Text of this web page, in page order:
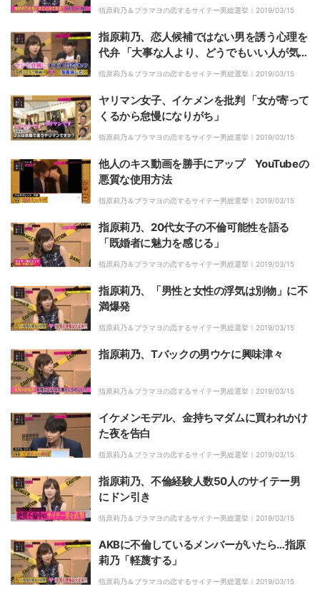
指原莉乃＆ブラマヨの恋するサイテー男総選挙｜ 2019/03/15
指原莉乃、恋人候補ではない男を誘う心理を
代弁 「大事な人より、どうでもいい人が気
楽」
指原莉乃＆ブラマヨの恋するサイテー男総選挙｜ 2019/03/15
ヤリマン女子、イケメンを批判 「女が寄って
くるから怠慢になりがち」
指原莉乃＆ブラマヨの恋するサイテー男総選挙｜ 2019/03/15
他人のキス動画を勝手にアップ YouTubeの
悪質な使用方法
指原莉乃＆ブラマヨの恋するサイテー男総選挙｜ 2019/03/15
指原莉乃、20代女子の不倫可能性を語る
「既婚者に魅力を感じる」
指原莉乃＆ブラマヨの恋するサイテー男総選挙｜ 2019/03/15
指原莉乃、「男性と女性の浮気は別物」に不
満爆発
指原莉乃＆ブラマヨの恋するサイテー男総選挙｜ 2019/03/15
指原莉乃、Tバックの男ウケに興味津々
指原莉乃＆ブラマヨの恋するサイテー男総選挙｜ 2019/03/15
イケメンモデル、金持ちマダムに買われかけ
た夜を告白
指原莉乃＆ブラマヨの恋するサイテー男総選挙｜ 2019/03/15
指原莉乃、不倫経験人数50人のサイテー男
にドン引き
指原莉乃＆ブラマヨの恋するサイテー男総選挙｜ 2019/03/15
AKBに不倫しているメンバーがいたら…指原
莉乃「軽蔑する」
指原莉乃＆ブラマヨの恋するサイテー男総選挙｜ 2019/03/15